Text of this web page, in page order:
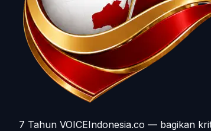
7 Tahun VOICEIndonesia.co — bagikan